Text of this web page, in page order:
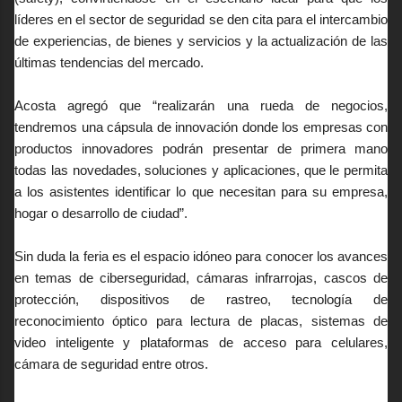
líderes en el sector de seguridad se den cita para el intercambio
de experiencias, de bienes y servicios y la actualización de las
últimas tendencias del mercado.
Acosta agregó que “realizarán una rueda de negocios,
tendremos una cápsula de innovación donde los empresas con
productos innovadores podrán presentar de primera mano
todas las novedades, soluciones y aplicaciones, que le permita
a los asistentes identificar lo que necesitan para su empresa,
hogar o desarrollo de ciudad”.
Sin duda la feria es el espacio idóneo para conocer los avances
en temas de ciberseguridad, cámaras infrarrojas, cascos de
protección, dispositivos de rastreo, tecnología de
reconocimiento óptico para lectura de placas, sistemas de
video inteligente y plataformas de acceso para celulares,
cámara de seguridad entre otros.